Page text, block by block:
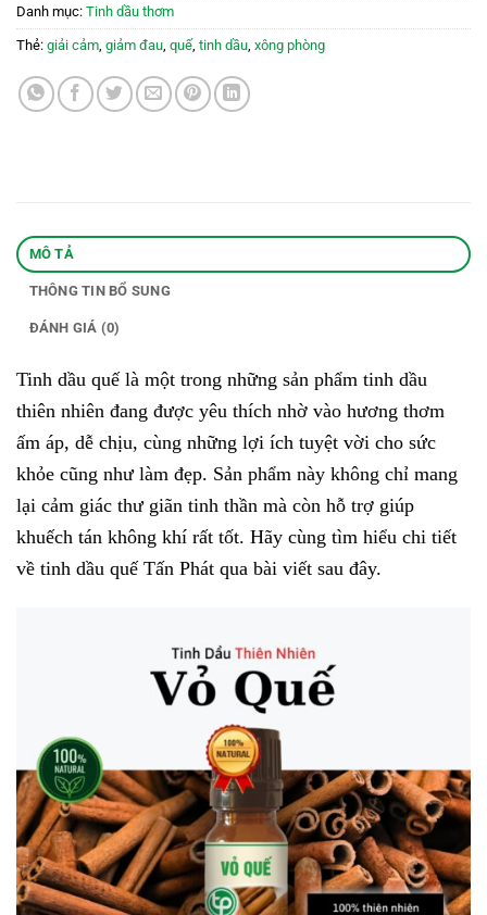
Danh mục: Tinh dầu thơm
Thẻ: giải cảm, giảm đau, quế, tinh dầu, xông phòng
MÔ TẢ
THÔNG TIN BỔ SUNG
ĐÁNH GIÁ (0)
Tinh dầu quế là một trong những sản phẩm tinh dầu
thiên nhiên đang được yêu thích nhờ vào hương thơm
ấm áp, dễ chịu, cùng những lợi ích tuyệt vời cho sức
khỏe cũng như làm đẹp. Sản phẩm này không chỉ mang
lại cảm giác thư giãn tinh thần mà còn hỗ trợ giúp
khuếch tán không khí rất tốt. Hãy cùng tìm hiểu chi tiết
về tinh dầu quế Tấn Phát qua bài viết sau đây.